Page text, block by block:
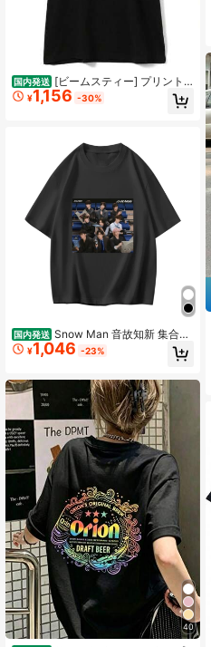
国内発送 [ビームスティー] プリントT
(半袖) JENNIE PhotoT-shirt3 メンズ
¥1,156 -30%
国内発送 Snow Man 音故知新 集合写
真 記念デザイン 半袖 シャツ メンズ
レディース 推し活ファングッズ
¥1,046 -23%
40